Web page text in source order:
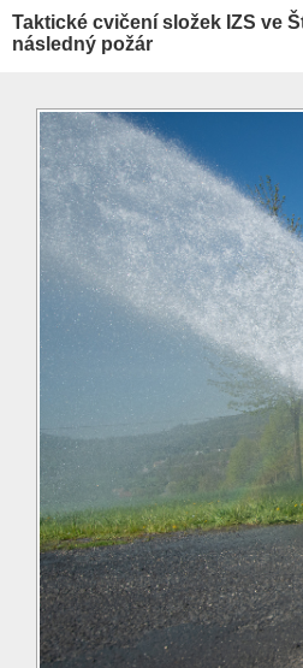
Taktické cvičení složek IZS ve
následný požár